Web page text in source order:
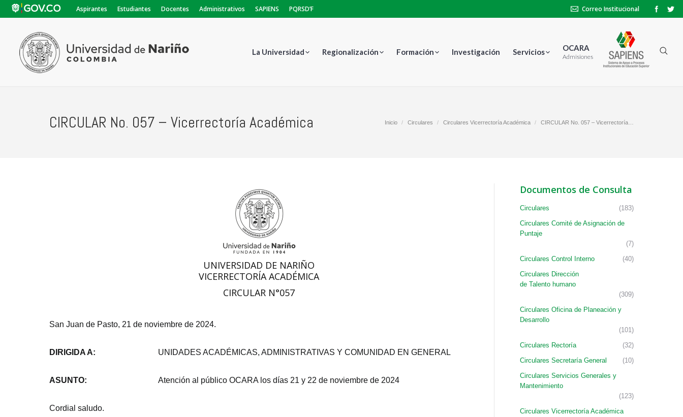
Aspirantes Estudiantes Docentes Administrativos SAPIENS PQRSD’F Correo Institucional
La Universidad Regionalización Formación Investigación Servicios OCARA
Admisiones
CIRCULAR No. 057 – Vicerrectoría Académica Estás aquí:Inicio Circulares Circulares Vicerrectoría Académica CIRCULAR No. 057 – Vicerrectoría…
UNIVERSIDAD DE NARIÑO
VICERRECTORÍA ACADÉMICA
CIRCULAR N°057
San Juan de Pasto, 21 de noviembre de 2024.
DIRIGIDA A: UNIDADES ACADÉMICAS, ADMINISTRATIVAS Y COMUNIDAD EN GENERAL
ASUNTO: Atención al público OCARA los días 21 y 22 de noviembre de 2024
Cordial saludo.
Documentos de Consulta
Circulares
(183)
Circulares Comité de Asignación de
Puntaje
(7)
Circulares Control Interno
(40)
Circulares Dirección
de Talento humano
(309)
Circulares Oficina de Planeación y
Desarrollo
(101)
Circulares Rectoría
(32)
Circulares Secretaría General
(10)
Circulares Servicios Generales y
Mantenimiento
(123)
Circulares Vicerrectoría Académica